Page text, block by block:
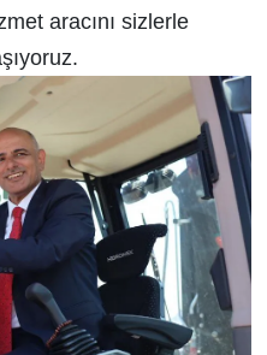
aracını sizlerle